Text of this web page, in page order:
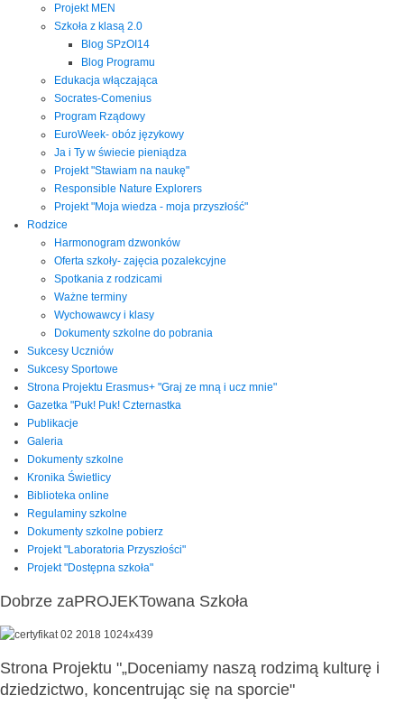
Projekt MEN
Szkoła z klasą 2.0
Blog SPzOI14
Blog Programu
Edukacja włączająca
Socrates-Comenius
Program Rządowy
EuroWeek- obóz językowy
Ja i Ty w świecie pieniądza
Projekt "Stawiam na naukę"
Responsible Nature Explorers
Projekt "Moja wiedza - moja przyszłość"
Rodzice
Harmonogram dzwonków
Oferta szkoły- zajęcia pozalekcyjne
Spotkania z rodzicami
Ważne terminy
Wychowawcy i klasy
Dokumenty szkolne do pobrania
Sukcesy Uczniów
Sukcesy Sportowe
Strona Projektu Erasmus+ "Graj ze mną i ucz mnie"
Gazetka "Puk! Puk! Czternastka
Publikacje
Galeria
Dokumenty szkolne
Kronika Świetlicy
Biblioteka online
Regulaminy szkolne
Dokumenty szkolne pobierz
Projekt "Laboratoria Przyszłości"
Projekt "Dostępna szkoła"
Dobrze zaPROJEKTowana Szkoła
Strona Projektu "„Doceniamy naszą rodzimą kulturę i
dziedzictwo, koncentrując się na sporcie"